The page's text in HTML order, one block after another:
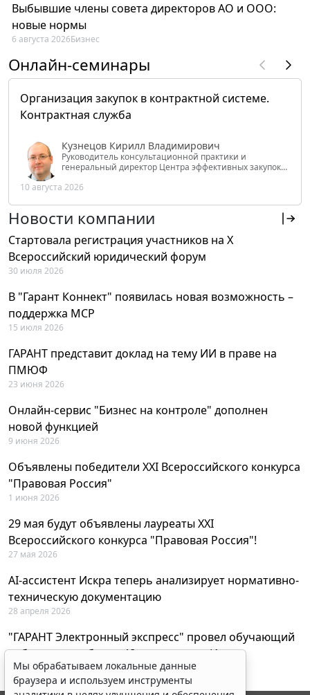
Выбывшие члены совета директоров АО и ООО:
новые нормы
6 августа 2026Бизнес
Онлайн-семинары
Организация закупок в контрактной системе.
Контрактная служба
Кузнецов Кирилл Владимирович
Руководитель консультационной практики и
генеральный директор Центра эффективных закупок
РФ
10 августа 2026
Новости компании
Стартовала регистрация участников на X
Всероссийский юридический форум
30 июля 2026
В "Гарант Коннект" появилась новая возможность –
поддержка MCP
15 июля 2026
ГАРАНТ представит доклад на тему ИИ в праве на
ПМЮФ
23 июня 2026
Онлайн-сервис "Бизнес на контроле" дополнен
новой функцией
9 июня 2026
Объявлены победители XXI Всероссийского конкурса
"Правовая Россия"
1 июня 2026
29 мая будут объявлены лауреаты XXI
Всероссийского конкурса "Правовая Россия"!
27 мая 2026
AI-ассистент Искра теперь анализирует нормативно-
техническую документацию
28 апреля 2026
"ГАРАНТ Электронный экспресс" провел обучающий
вебинар по работе с AI-ассистентом Искра
23 апреля 2026
Мы обрабатываем локальные данные
браузера и используем инструменты